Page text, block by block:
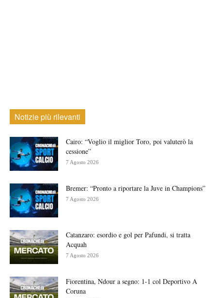
Notizie più rilevanti
Cairo: “Voglio il miglior Toro, poi valuterò la
cessione”
7 Agosto 2026
Bremer: “Pronto a riportare la Juve in Champions”
7 Agosto 2026
Catanzaro: esordio e gol per Pafundi, si tratta
Acquah
7 Agosto 2026
Fiorentina, Ndour a segno: 1-1 col Deportivo A
Coruna